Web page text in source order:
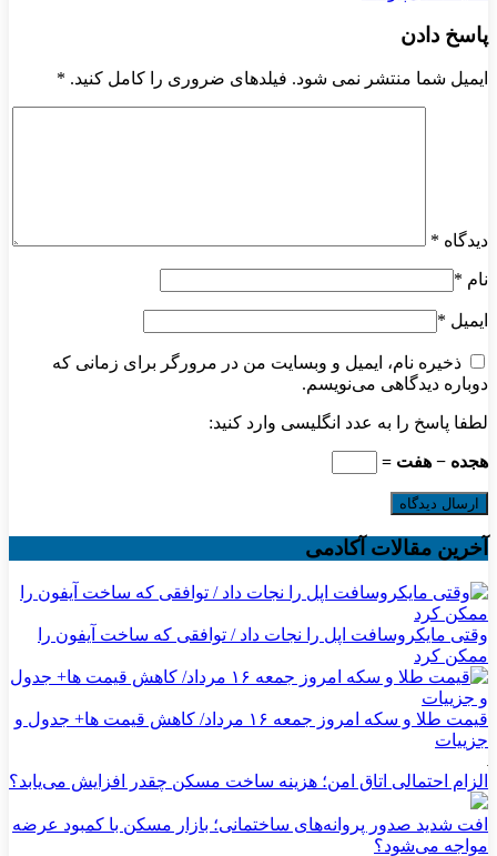
پاسخ دادن
ایمیل شما منتشر نمی شود. فیلدهای ضروری را کامل کنید. *
دیدگاه *
نام *
ایمیل *
ذخیره نام، ایمیل و وبسایت من در مرورگر برای زمانی که
دوباره دیدگاهی می‌نویسم.
لطفا پاسخ را به عدد انگلیسی وارد کنید:
هجده − هفت =
آخرین مقالات آکادمی
وقتی مایکروسافت اپل را نجات داد / توافقی که ساخت آیفون را
ممکن کرد
قیمت طلا و سکه امروز جمعه ۱۶ مرداد/ کاهش قیمت ها+ جدول و
جزییات
الزام احتمالی اتاق امن؛ هزینه ساخت مسکن چقدر افزایش می‌یابد؟
افت شدید صدور پروانه‌های ساختمانی؛ بازار مسکن با کمبود عرضه
مواجه می‌شود؟